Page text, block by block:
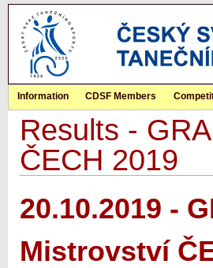
Information CDSF Members
Results -
ČECH 2019
20.10.2019 -
Mistrovství